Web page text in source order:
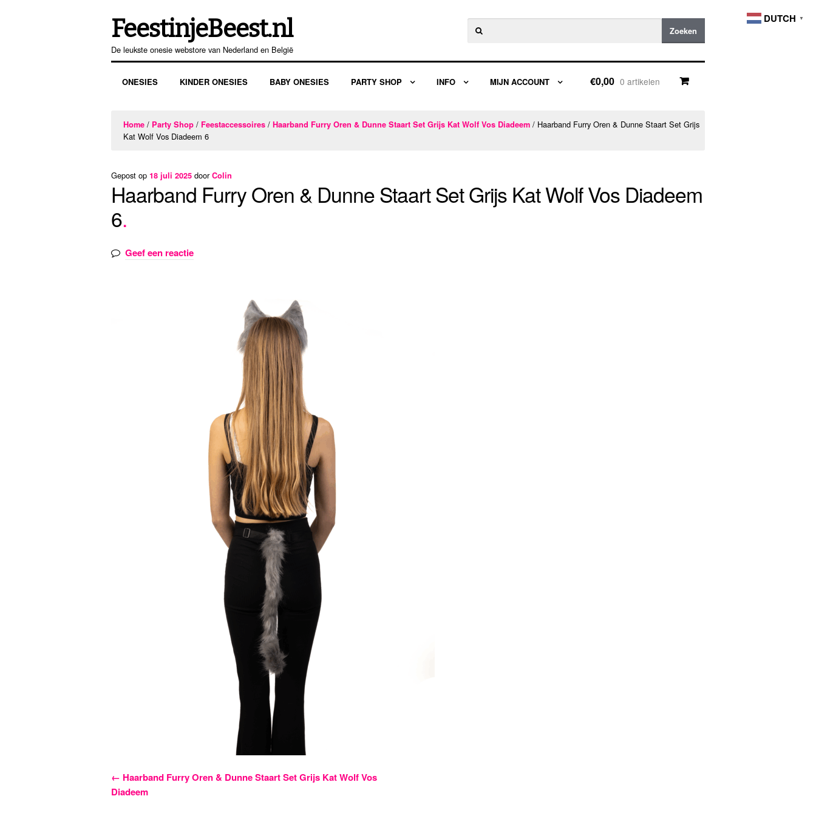
Ga
door
naar
Ga
direct
naar
inhoud
FeestinjeBeest.nl
De leukste onesie webstore van Nederland en België
naar:
Zoeken
ONESIES KINDER ONESIES BABY ONESIES PARTY SHOP INFO MIJN ACCOUNT €0,00 0 artikelen
Home / Party Shop / Feestaccessoires /Haarband Furry Oren & Dunne Staart Set Grijs Kat Wolf Vos Diadeem / Haarband Furry Oren & Dunne Staart Set Grijs
Kat Wolf Vos Diadeem 6
Gepost op18 juli 2025 doorColin
Haarband Furry Oren & Dunne Staart Set Grijs Kat Wolf Vos Diadeem
6
Geef een reactie
Bericht
← Haarband Furry Oren & Dunne Staart Set Grijs Kat Wolf Vos
Diadeem
DUTCH ▼